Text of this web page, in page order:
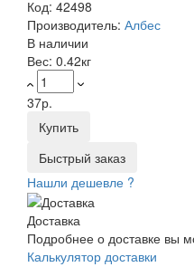
Код: 42498
Производитель: Албес
В наличии
Вес: 0.42кг
37р.
Купить
Быстрый заказ
Нашли дешевле ?
Доставка
Подробнее о доставке вы
Калькулятор доставки